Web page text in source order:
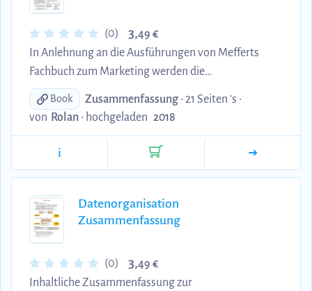
(0) 3,49 €
In Anlehnung an die Ausführungen von Mefferts
Fachbuch zum Marketing werden die
grundlegenden Erkenntnisse zum Käuferverhalten
auf 20 Seiten dargestellt. Schwerpunkte: 1.
Käuferverhaltensforschung 1.1 Erklärungsansätze
des Käuferverhaltens 1.2 Kaufentscheidungstypen
1.3 Bestimmungsfaktoren des Käuferverhaltens 2.
Anspruchsniveau 2.3 Emotionen 2.4 Motivation und
Motive 2.5 Einstellungen und Image des Kunden 2.6
Einflussfaktoren auf das Wiederkau...
Book Zusammenfassung • 21 Seiten 's •
von Rolan • hochgeladen 2018
i
Datenorganisation
Zusammenfassung
(0) 3,49 €
Inhaltliche Zusammenfassung zur